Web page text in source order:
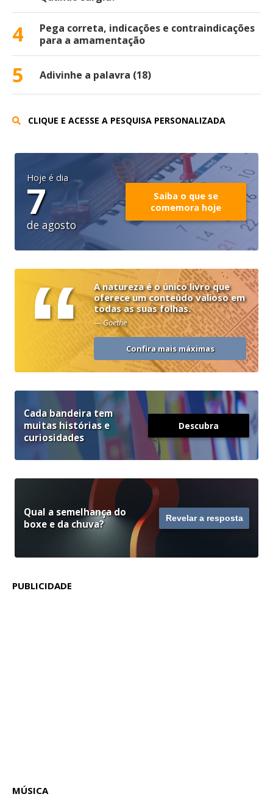
4
Pega correta, indicações e contraindicações
para a amamentação
5 Adivinhe a palavra (18)
CLIQUE E ACESSE A PESQUISA PERSONALIZADA
Hoje é dia
7
de agosto
Saiba o que se
comemora hoje
“
A natureza é o único livro que
oferece um conteúdo valioso em
todas as suas folhas.
— Goethe
Confira mais máximas
Cada bandeira tem
muitas histórias e
curiosidades
Descubra
Qual a semelhança do
boxe e da chuva?
Revelar a resposta
PUBLICIDADE
MÚSICA